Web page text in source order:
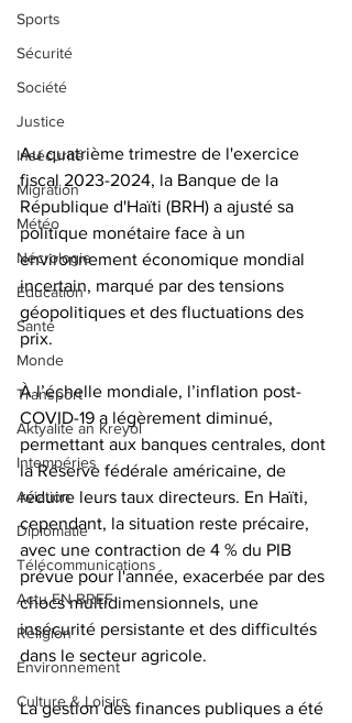
Sports
Sécurité
Société
Justice
Insécurité
Migration
Météo
Nécrologie
Éducation
Santé
Monde
Transport
Aktyalite an Kreyòl
Intempéries
Aviation
Diplomatie
Télécommunications
Actu EN BREF
Religion
Environnement
Culture & Loisirs
Au quatrième trimestre de l'exercice
fiscal 2023-2024, la Banque de la
République d'Haïti (BRH) a ajusté sa
politique monétaire face à un
environnement économique mondial
incertain, marqué par des tensions
géopolitiques et des fluctuations des
prix.
À l’échelle mondiale, l’inflation post-
COVID-19 a légèrement diminué,
permettant aux banques centrales, dont
la Réserve fédérale américaine, de
réduire leurs taux directeurs. En Haïti,
cependant, la situation reste précaire,
avec une contraction de 4 % du PIB
prévue pour l'année, exacerbée par des
chocs multidimensionnels, une
insécurité persistante et des difficultés
dans le secteur agricole.
La gestion des finances publiques a été